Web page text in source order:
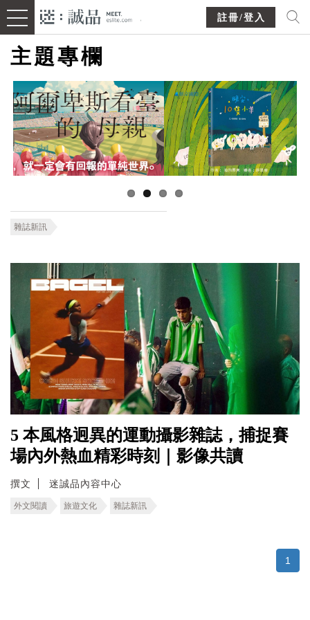
註冊/登入
主題專欄
雜誌新訊
5 本風格迥異的運動攝影雜誌，捕捉賽
場內外熱血精彩時刻｜影像共讀
撰文 迷誠品內容中心
外文閱讀 旅遊文化 雜誌新訊
1